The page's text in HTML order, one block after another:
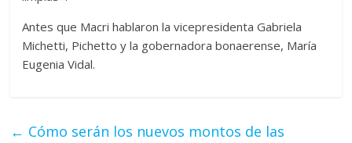
Antes que Macri hablaron la vicepresidenta Gabriela
Michetti, Pichetto y la gobernadora bonaerense, María
Eugenia Vidal.
← Cómo serán los nuevos montos de las